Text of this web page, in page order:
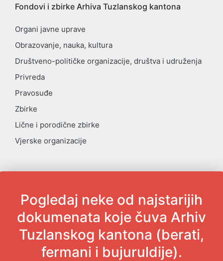
Fondovi i zbirke Arhiva Tuzlanskog kantona
Organi javne uprave
Obrazovanje, nauka, kultura
Društveno-političke organizacije, društva i udruženja
Privreda
Pravosuđe
Zbirke
Lične i porodične zbirke
Vjerske organizacije
Pogledaj neke od najstarijih
dokumenata koje čuva Arhiv
Tuzlanskog kantona (berati,
fermani i bujuruldije).